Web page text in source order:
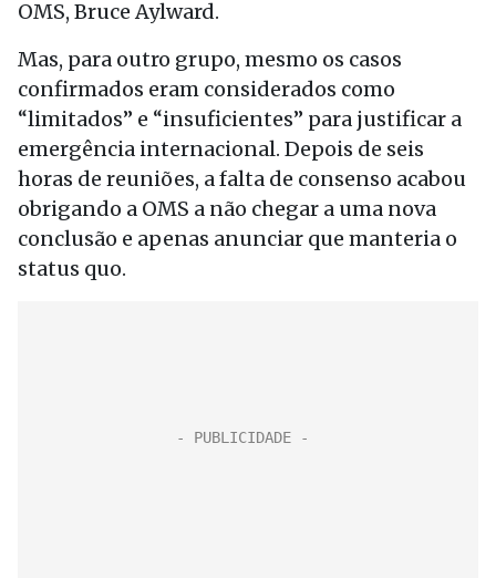
OMS, Bruce Aylward.
Mas, para outro grupo, mesmo os casos
confirmados eram considerados como
“limitados” e “insuficientes” para justificar a
emergência internacional. Depois de seis
horas de reuniões, a falta de consenso acabou
obrigando a OMS a não chegar a uma nova
conclusão e apenas anunciar que manteria o
status quo.